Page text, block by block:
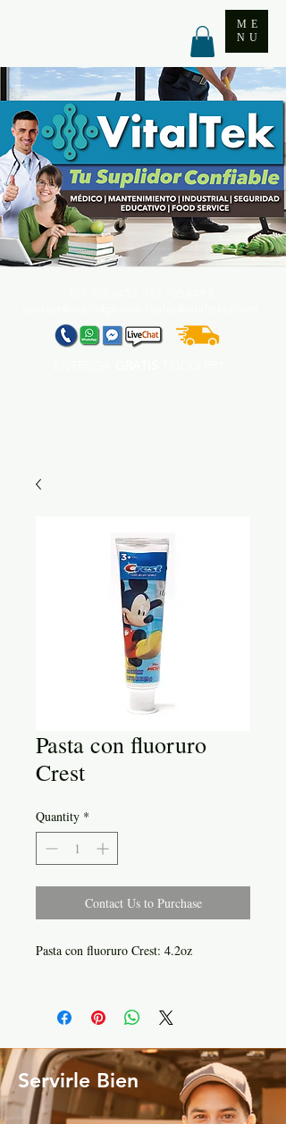
ME
NU
Pasta con fluoruro
Crest
Quantity *
Contact Us to Purchase
Pasta con fluoruro Crest: 4.2oz
Servirle Bien